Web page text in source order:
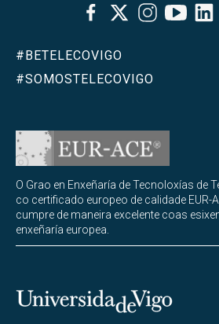
FacebookTwitterInstagramYoutube
#BETELECOVIGO
#SOMOSTELECOVIGO
O Grao en Enxeñaría de Tecnoloxías de
co certificado europeo de calidade EUR-
cumpre de maneira excelente coas
enxeñaría europea.
Universidade de Vigo